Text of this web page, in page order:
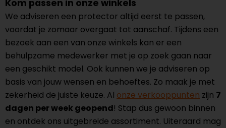
Kom passen in onze winkels
We adviseren een protector altijd eerst te passen,
voordat je zomaar overgaat tot aanschaf. Tijdens een
bezoek aan een van onze winkels kan er een
behulpzame medewerker met je op zoek gaan naar
een geschikt model. Ook kunnen we je adviseren op
basis van jouw wensen en behoeftes. Zo maak je met
zekerheid de juiste keuze. Al onze verkooppunten zijn 7
dagen per week geopend! Stap dus gewoon binnen
en ontdek ons uitgebreide assortiment. Uiteraard mag